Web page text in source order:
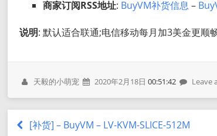
商家订阅RSS地址: BuyVM补货信息 –
说明: 默认适合联通;电信移动每月加3美金更
天毅的小萌宠 2020年2月18日 00:51:42 Leave
[补货] – BuyVM – LV-KVM-SLICE-512M